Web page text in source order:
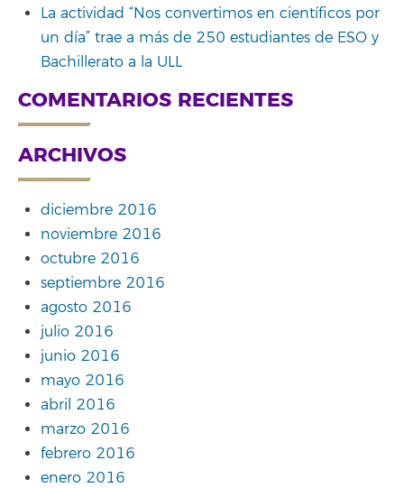
La actividad “Nos convertimos en científicos por
un día” trae a más de 250 estudiantes de ESO y
Bachillerato a la ULL
COMENTARIOS RECIENTES
ARCHIVOS
diciembre 2016
noviembre 2016
octubre 2016
septiembre 2016
agosto 2016
julio 2016
junio 2016
mayo 2016
abril 2016
marzo 2016
febrero 2016
enero 2016